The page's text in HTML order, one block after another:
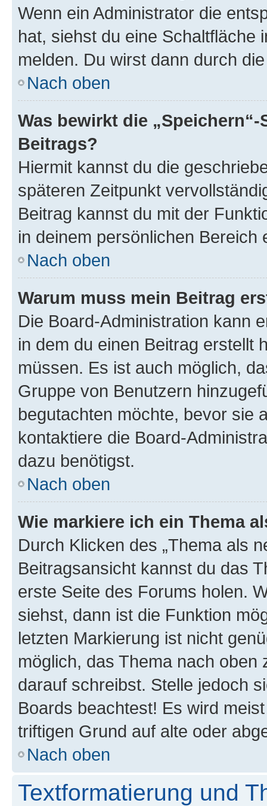
Wenn ein Administrator die
hat, siehst du eine Schaltfläche
melden. Du wirst dann durch
Nach oben
Was bewirkt die
Beitrags?
Hiermit kannst du die
späteren Zeitpunkt
Beitrag kannst du mit der
in deinem persönlichen Bereich
Nach oben
Warum muss mein Beitrag
Die Board-Administration kann
in dem du einen Beitrag erstellt
müssen. Es ist auch möglich,
Gruppe von Benutzern
begutachten möchte, bevor sie
kontaktiere die Board-
dazu benötigst.
Nach oben
Wie markiere ich ein Thema
Durch Klicken des „Thema als
Beitragsansicht kannst du das
erste Seite des Forums holen.
siehst, dann ist die Funktion
letzten Markierung ist nicht
möglich, das Thema nach oben
darauf schreibst. Stelle jedoch
Boards beachtest! Es wird
triftigen Grund auf alte oder
Nach oben
Textformatierung und